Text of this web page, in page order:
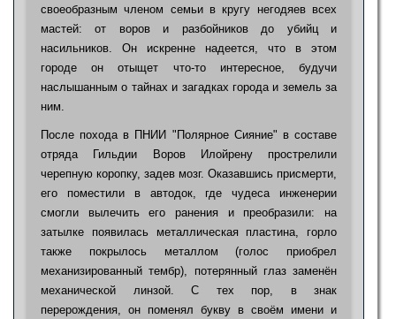
своеобразным членом семьи в кругу негодяев всех
мастей: от воров и разбойников до убийц и
насильников. Он искренне надеется, что в этом
городе он отыщет что-то интересное, будучи
наслышанным о тайнах и загадках города и земель за
ним.
После похода в ПНИИ "Полярное Сияние" в составе
отряда Гильдии Воров Илойрену прострелили
черепную коропку, задев мозг. Оказавшись присмерти,
его поместили в автодок, где чудеса инженерии
смогли вылечить его ранения и преобразили: на
затылке появилась металлическая пластина, горло
также покрылось металлом (голос приобрел
механизированный тембр), потерянный глаз заменён
механической линзой. С тех пор, в знак
перерождения, он поменял букву в своём имени и